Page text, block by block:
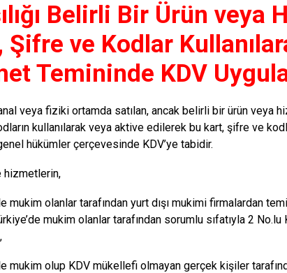
Belirli Bir Ürün veya
Şifre ve Kodlar
Temininde KDV
veya fiziki ortamda satılan, ancak belirli bir ürün veya
kullanılarak veya aktive edilerek bu kart, şifre ve
hükümler çerçevesinde KDV’ye tabidir.
hizmetlerin,
mukim olanlar tarafından yurt dışı mukimi firmalardan
mukim olanlar tarafından sorumlu sıfatıyla 2
mukim olup KDV mükellefi olmayan gerçek kişiler